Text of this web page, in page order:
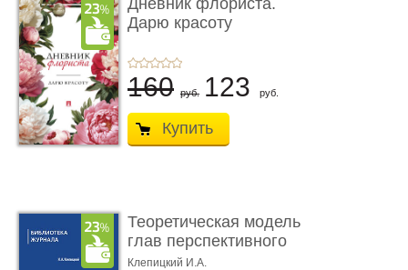
Дневник флориста.
Дарю красоту
160 руб. 123 руб.
Купить
Теоретическая модель
глав перспективного
УК о ...
Клепицкий И.А.